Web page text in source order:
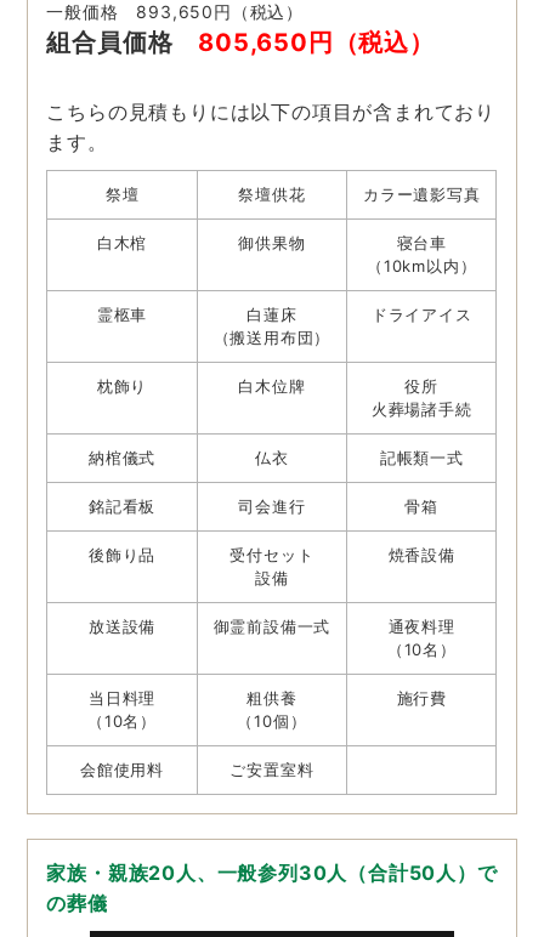
一般価格 893,650円（税込）
組合員価格 805,650円（税込）
こちらの見積もりには以下の項目が含まれており
ます。
祭壇 祭壇供花 カラー遺影写真
白木棺 御供果物
寝台車
（10km以内）
霊柩車
白蓮床
（搬送用布団）
ドライアイス
枕飾り 白木位牌
役所
火葬場諸手続
納棺儀式 仏衣 記帳類一式
銘記看板 司会進行 骨箱
後飾り品
受付セット
設備
焼香設備
放送設備 御霊前設備一式
通夜料理
（10名）
当日料理
（10名）
粗供養
（10個）
施行費
会館使用料 ご安置室料
家族・親族20人、一般参列30人（合計50人）で
の葬儀